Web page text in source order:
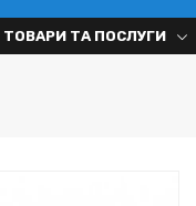
ТОВАРИ ТА ПОСЛУГИ